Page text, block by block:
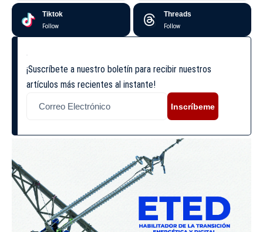
Tiktok
Follow
Threads
Follow
¡Suscríbete a nuestro boletín para recibir nuestros
artículos más recientes al instante!
Inscríbeme